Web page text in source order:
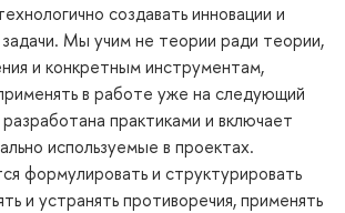
создавать инновации и
Мы учим не теории ради теории,
и конкретным инструментам,
в работе уже на следующий
практиками и включает
используемые в проектах.
формулировать и структурировать
и устранять противоречия, применять